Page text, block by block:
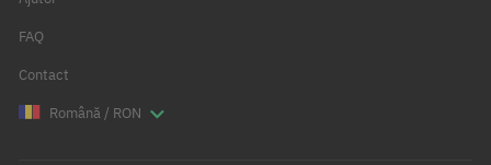
FAQ
Contact
Română / RON